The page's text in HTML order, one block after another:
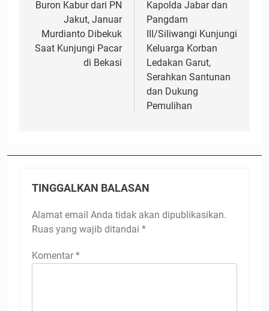
pos
Buron Kabur dari PN
Jakut, Januar
Murdianto Dibekuk
Saat Kunjungi Pacar
di Bekasi
Kapolda Jabar dan
Pangdam
III/Siliwangi Kunjungi
Keluarga Korban
Ledakan Garut,
Serahkan Santunan
dan Dukung
Pemulihan
TINGGALKAN BALASAN
Alamat email Anda tidak akan dipublikasikan.
Ruas yang wajib ditandai *
Komentar *